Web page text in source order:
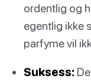
ordentlig og
egentlig ikke
parfyme vil
Suksess: